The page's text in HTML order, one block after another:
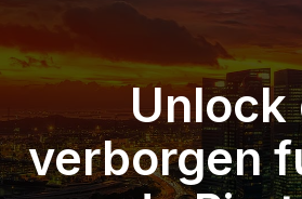
Unlock
verborgen